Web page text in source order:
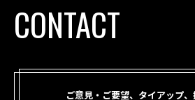
CONTACT
ご意見・ご要望、タイアップ